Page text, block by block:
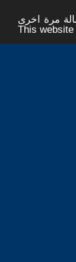
مرة اخرى -
This